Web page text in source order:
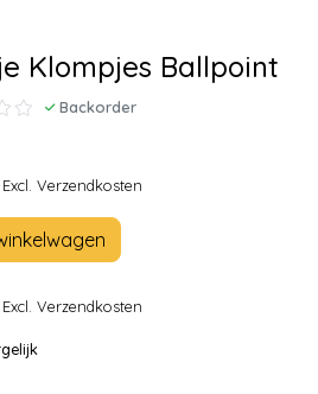
Klompjes Ballpoint
Backorder
Verzendkosten
Verzendkosten